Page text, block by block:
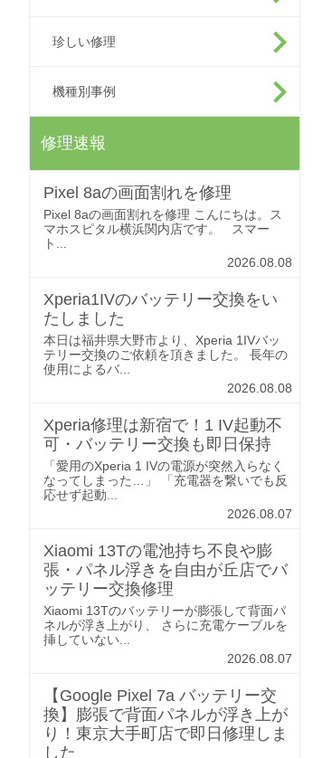
珍しい修理
機種別事例
修理速報
Pixel 8aの画面割れを修理
Pixel 8aの画面割れを修理 こんにちは。ス
マホスピタル横浜関内店です。 スマー
ト...
2026.08.08
Xperia1IVのバッテリー交換をい
たしました
本日は福井県大野市より、Xperia 1IVバッ
テリー交換のご依頼を頂きました。 長年の
使用によるバ...
2026.08.08
Xperia修理は新宿で！1 IV起動不
可・バッテリー交換も即日保持
「愛用のXperia 1 IVの電源が突然入らなく
なってしまった…」 「充電器を繋いでも反
応せず起動...
2026.08.07
Xiaomi 13Tの電池持ち不良や膨
張・パネル浮きを自由が丘店でバ
ッテリー交換修理
Xiaomi 13Tのバッテリーが膨張して背面パ
ネルが浮き上がり、 さらに充電ケーブルを
挿していない...
2026.08.07
【Google Pixel 7a バッテリー交
換】膨張で背面パネルが浮き上が
り！東京大手町店で即日修理しま
した